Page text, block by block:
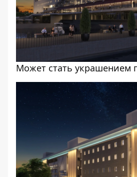
Может стать украшением